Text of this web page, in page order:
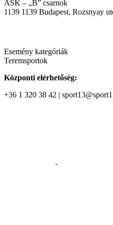
ASK – „B” csarnok
1139 1139 Budapest, Rozsnyay
Esemény kategóriák
Teremsportok
Központi elérhetőség:
+36 1 320 38 42 |